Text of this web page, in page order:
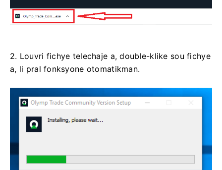
2. Louvri fichye telechaje a, double-klike sou fichye
a, li pral fonksyone otomatikman.